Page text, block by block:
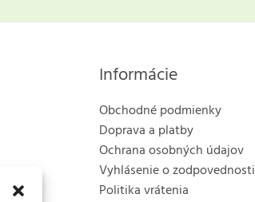
Informácie
Obchodné podmienky
Doprava a platby
Ochrana osobných údajov
Vyhlásenie o zodpovednosti
Politika vrátenia